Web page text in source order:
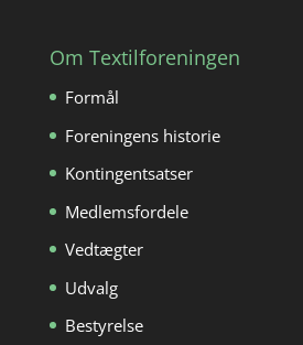
Om Textilforeningen
Formål
Foreningens historie
Kontingentsatser
Medlemsfordele
Vedtægter
Udvalg
Bestyrelse